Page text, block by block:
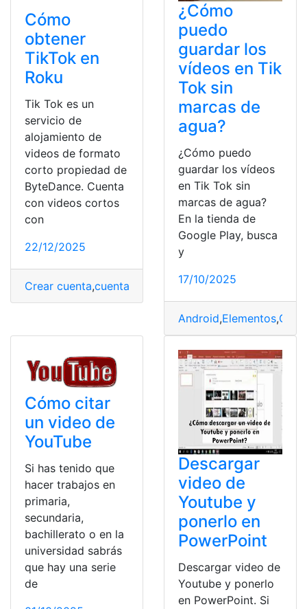
Cómo
obtener
TikTok en
Roku
Tik Tok es un
servicio de
alojamiento de
videos de formato
corto propiedad de
ByteDance. Cuenta
con videos cortos
con
22/12/2025
Crear cuenta,cuenta Disposiciones, Formato
¿Cómo
puedo
guardar los
vídeos en Tik
Tok sin
marcas de
agua?
¿Cómo puedo
guardar los vídeos
en Tik Tok sin
marcas de agua?
En la tienda de
Google Play, busca
y
17/10/2025
Android,Elementos,
Cómo citar
un video de
YouTube
Si has tenido que
hacer trabajos en
primaria,
secundaria,
bachillerato o en la
universidad sabrás
que hay una serie
de
Descargar
video de
Youtube y
ponerlo en
PowerPoint
Descargar video de
Youtube y ponerlo
en PowerPoint. Si